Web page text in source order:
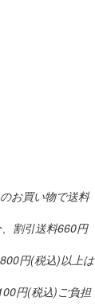
お買い物で送料
割引送料660円
円(税込)以上は
円(税込)ご負担